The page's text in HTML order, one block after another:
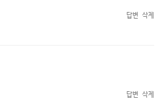
답변 삭제
답변 삭제